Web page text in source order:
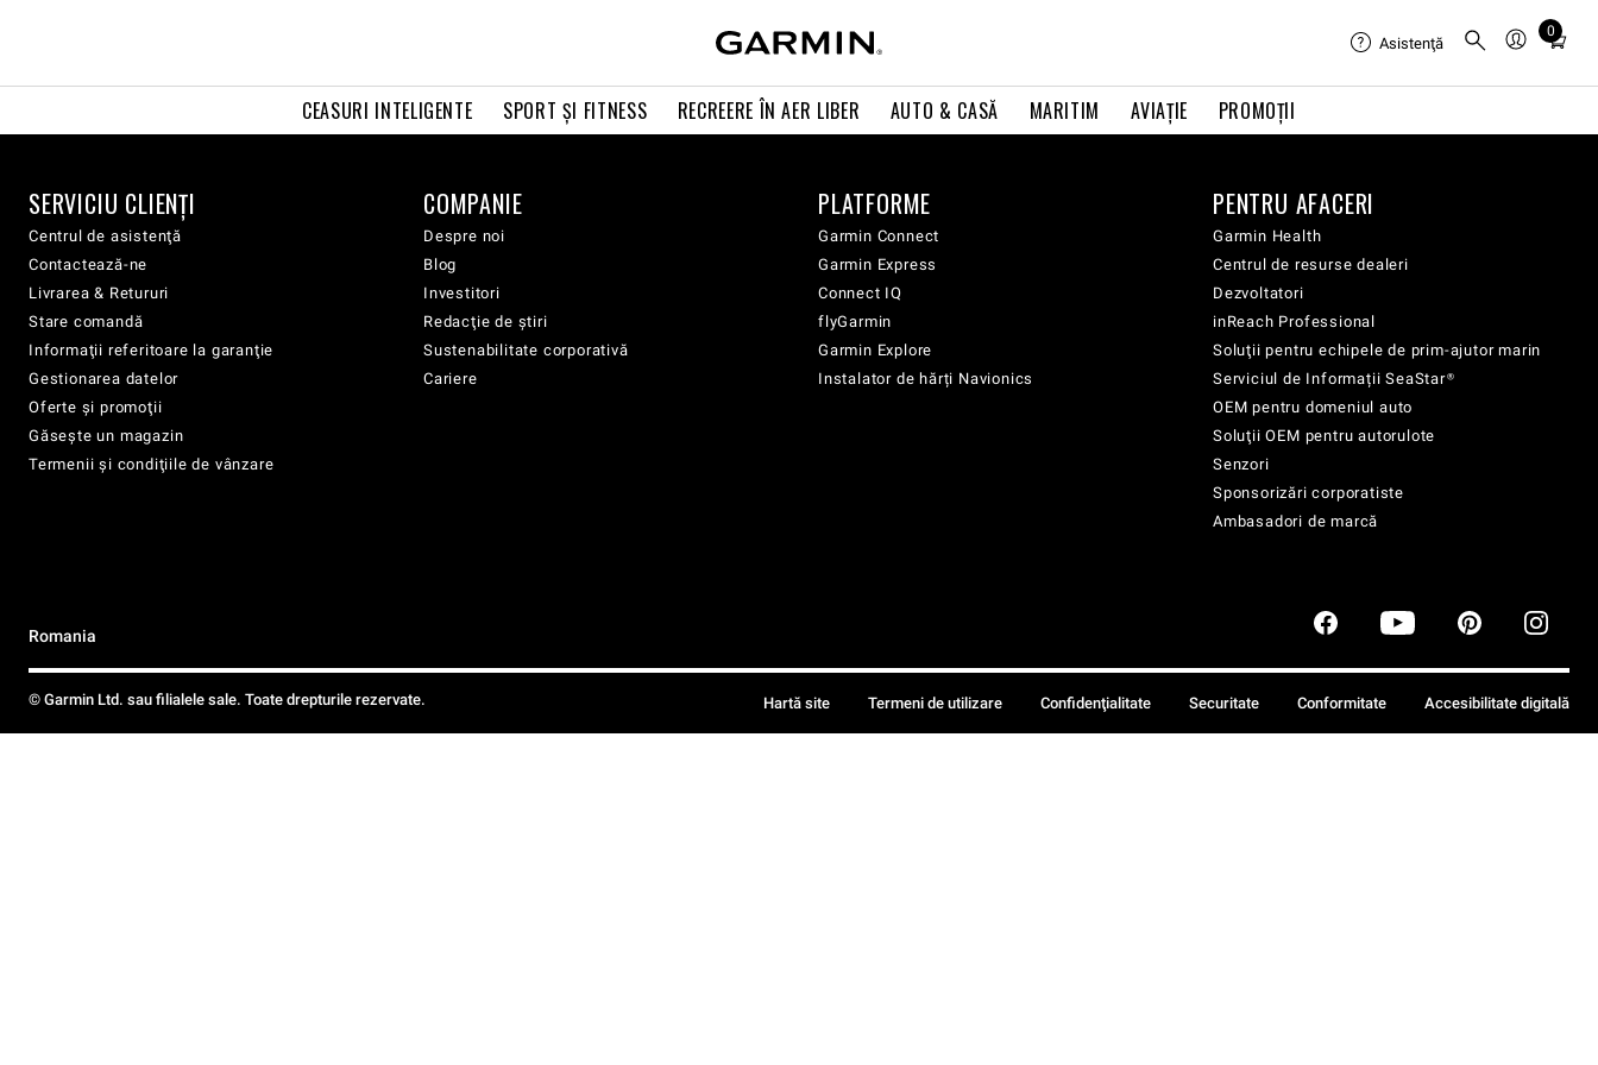
CEASURI INTELIGENTE SPORT ŞI FITNESS RECREERE ÎN AER LIBER AUTO & CASĂ MARITIM AVIAŢIE PROMOȚII
Asistenţă
0
Total
cart:
SERVICIU CLIENŢI
Centrul de asistenţă
Contactează-ne
Livrarea & Retururi
Stare comandă
Informaţii referitoare la garanţie
Gestionarea datelor
Oferte şi promoţii
Găsește un magazin
Termenii şi condiţiile de vânzare
COMPANIE
Despre noi
Blog
Investitori
Redacţie de ştiri
Sustenabilitate corporativă
Cariere
PLATFORME
Garmin Connect
Garmin Express
Connect IQ
flyGarmin
Garmin Explore
Instalator de hărți Navionics
PENTRU AFACERI
Garmin Health
Centrul de resurse dealeri
Dezvoltatori
inReach Professional
Soluţii pentru echipele de prim-ajutor marin
Serviciul de Informații SeaStar®
OEM pentru domeniul auto
Soluţii OEM pentru autorulote
Senzori
Sponsorizări corporatiste
Ambasadori de marcă
Romania
© Garmin Ltd. sau filialele sale. Toate drepturile rezervate. Hartă site Termeni de utilizare Confidenţialitate Securitate Conformitate Accesibilitate digitală